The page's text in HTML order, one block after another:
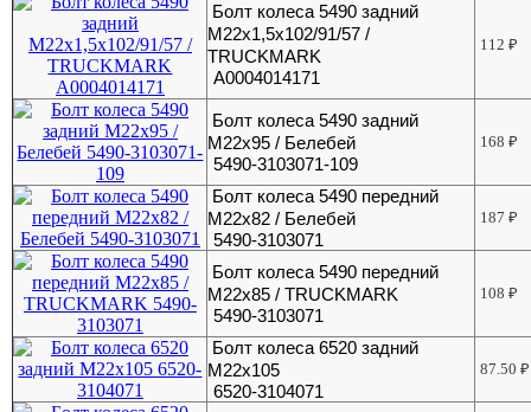
Болт колеса 5490 задний
М22х1,5х102/91/57 /
TRUCKMARK
A0004014171
112₽
Болт колеса 5490 задний
М22х95 / Белебей
5490-3103071-109
168₽
Болт колеса 5490 передний
М22х82 / Белебей
5490-3103071
187₽
Болт колеса 5490 передний
М22х85 / TRUCKMARK
5490-3103071
108₽
Болт колеса 6520 задний
М22х105
6520-3104071
87.50₽